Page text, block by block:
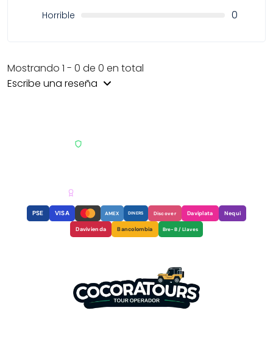
Horrible 0
Mostrando 1 - 0 de 0 en total
Escribe una reseña
PSE VISA AMEX DINERS Discover Daviplata Nequi
Davivienda Bancolombia Bre-B / Llaves